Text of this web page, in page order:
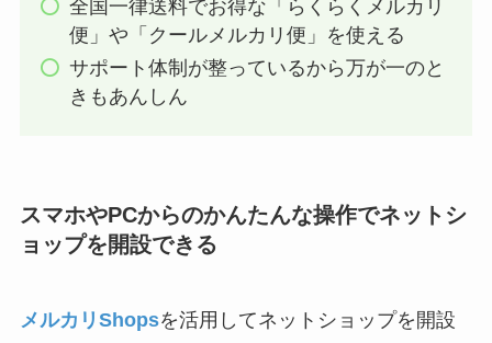
全国一律送料でお得な「らくらくメルカリ
便」や「クールメルカリ便」を使える
サポート体制が整っているから万が一のと
きもあんしん
スマホやPCからのかんたんな操作でネットシ
ョップを開設できる
メルカリShopsを活用してネットショップを開設